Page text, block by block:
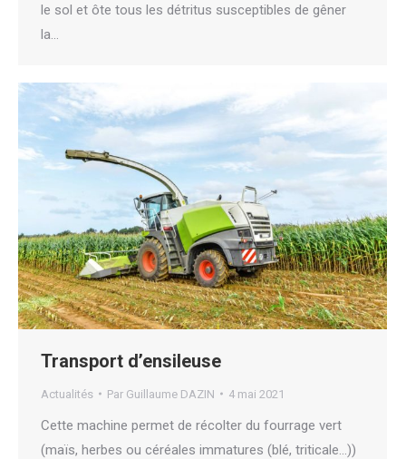
le sol et ôte tous les détritus susceptibles de gêner
la…
Transport d’ensileuse
Actualités Par Guillaume DAZIN 4 mai 2021
Cette machine permet de récolter du fourrage vert
(maïs, herbes ou céréales immatures (blé, triticale…))